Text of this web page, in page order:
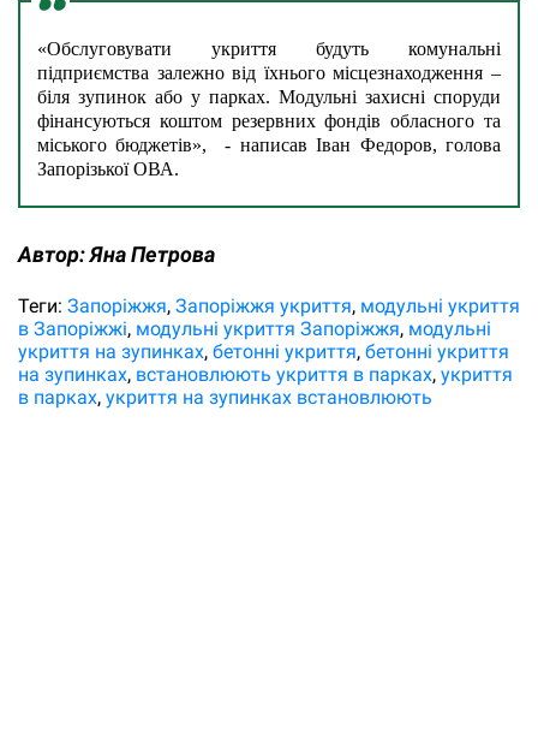
«Обслуговувати укриття будуть комунальні
підприємства залежно від їхнього місцезнаходження –
біля зупинок або у парках. Модульні захисні споруди
фінансуються коштом резервних фондів обласного та
міського бюджетів»,  - написав Іван Федоров, голова
Запорізької ОВА.
Автор:Яна Петрова
Теги: Запоріжжя Запоріжжя укриття модульні укриття
в Запоріжжі модульні укриття Запоріжжя модульні
укриття на зупинках бетонні укриття бетонні укриття
на зупинках встановлюють укриття в парках укриття
в парках укриття на зупинках встановлюють